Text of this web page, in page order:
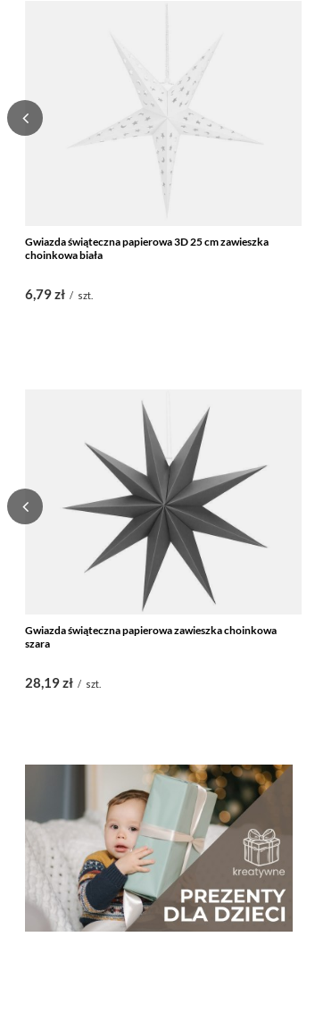
Gwiazda świąteczna papierowa 3D 25 cm zawieszka
choinkowa biała
6,79 zł / szt.
Gwiazda świąteczna papierowa zawieszka choinkowa
szara
28,19 zł / szt.